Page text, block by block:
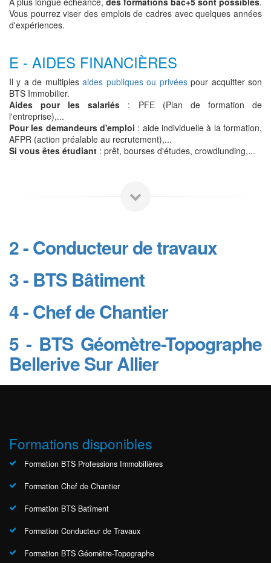
Vous pourrez viser des emplois de cadres avec quelques années
d'expériences.
E - AIDES FINANCIÈRES
Il y a de multiplesaides publiques ou privéespour acquitter son
BTS Immobilier.
Aides pour les salariés : PFE (Plan de formation de
l'entreprise),...
Pour les demandeurs d'emploi : aide individuelle à la formation,
AFPR (action préalable au recrutement),...
Si vous êtes étudiant : prêt, bourses d'études, crowdlunding,...
2 - Conducteur de travaux
3 - BTS Bâtiment
4 - Chef de Chantier
5 - BTS Géomètre-Topographe
Bellerive Sur Allier
Formations disponibles
Formation BTS Professions Immobilières
Formation Chef de Chantier
Formation BTS Batîment
Formation Conducteur de Travaux
Formation BTS Géomètre-Topographe